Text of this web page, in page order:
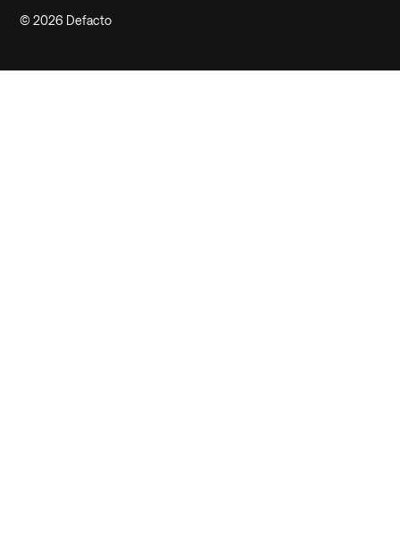
© 2026 Defacto